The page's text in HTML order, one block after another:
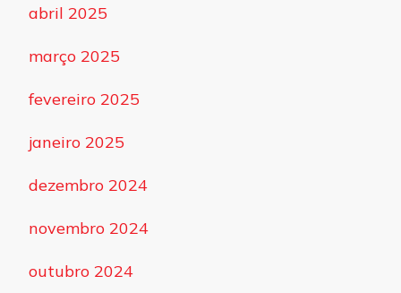
abril 2025
março 2025
fevereiro 2025
janeiro 2025
dezembro 2024
novembro 2024
outubro 2024